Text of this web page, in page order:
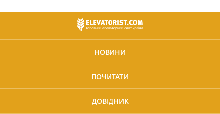
НОВИНИ
ПОЧИТАТИ
ДОВІДНИК